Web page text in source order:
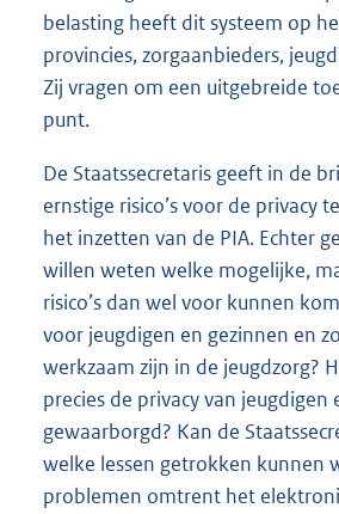
belasting heeft dit systeem op
provincies, zorgaanbieders,
Zij vragen om een uitgebreide
punt.
De Staatssecretaris geeft in de
ernstige risico’s voor de privacy
het inzetten van de PIA. Echter
willen weten welke mogelijke,
risico’s dan wel voor kunnen
voor jeugdigen en gezinnen en
werkzaam zijn in de jeugdzorg?
precies de privacy van jeugdigen
gewaarborgd? Kan de
welke lessen getrokken kunnen
problemen omtrent het